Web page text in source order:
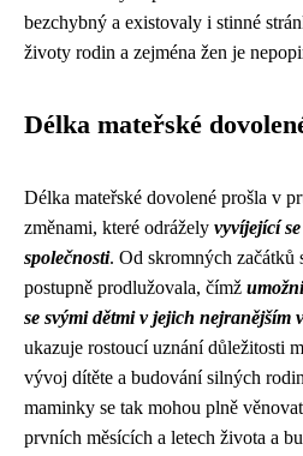
bezchybný a existovaly i stinné
životy rodin a zejména žen je
Délka mateřské
Délka mateřské dovolené prošla v
změnami, které odrážely vyvíjející
společnosti. Od skromných začátků
postupně prodlužovala, čímž
se svými dětmi v jejich nejranějším
ukazuje rostoucí uznání důležitosti
vývoj dítěte a budování silných
maminky se tak mohou plně
prvních měsících a letech života a